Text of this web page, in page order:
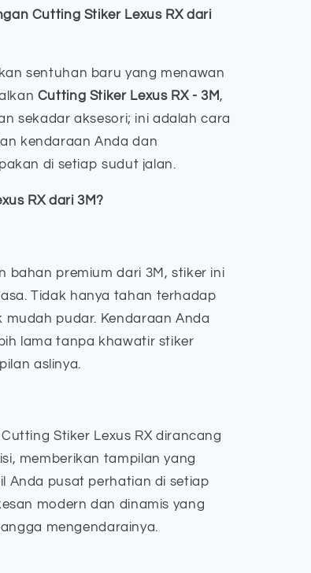
Cutting Stiker Lexus RX dari
sentuhan baru yang menawan
Cutting Stiker Lexus RX - 3M,
sekadar aksesori; ini adalah cara
kendaraan Anda dan
di setiap sudut jalan.
RX dari 3M?
bahan premium dari 3M, stiker ini
Tidak hanya tahan terhadap
pudar. Kendaraan Anda
lama tanpa khawatir stiker
aslinya.
Cutting Stiker Lexus RX dirancang
memberikan tampilan yang
Anda pusat perhatian di setiap
modern dan dinamis yang
mengendarainya.